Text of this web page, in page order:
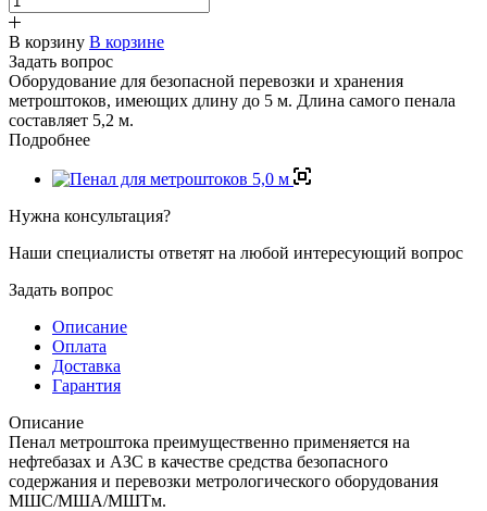
В корзину В корзине
Задать вопрос
Оборудование для безопасной перевозки и хранения
метроштоков, имеющих длину до 5 м. Длина самого пенала
составляет 5,2 м.
Подробнее
Нужна консультация?
Наши специалисты ответят на любой интересующий вопрос
Задать вопрос
Описание
Оплата
Доставка
Гарантия
Описание
Пенал метроштока преимущественно применяется на
нефтебазах и АЗС в качестве средства безопасного
содержания и перевозки метрологического оборудования
МШС/МША/МШТм.